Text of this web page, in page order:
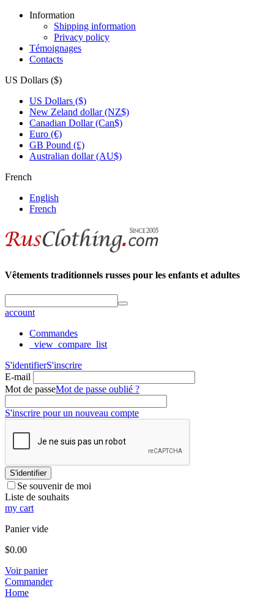
Information
Shipping information
Privacy policy
Témoignages
Contacts
US Dollars ($)
US Dollars ($)
New Zeland dollar (NZ$)
Canadian Dollar (Can$)
Euro (€)
GB Pound (£)
Australian dollar (AU$)
French
English
French
Vêtements traditionnels russes pour les enfants et adultes
account
Commandes
_view_compare_list
S'identifierS'inscrire
E-mail
Mot de passeMot de passe oublié ?
S'inscrire pour un nouveau compte
S'identifier
Se souvenir de moi
Liste de souhaits
my cart
Panier vide
$0.00
Voir panier
Commander
Home